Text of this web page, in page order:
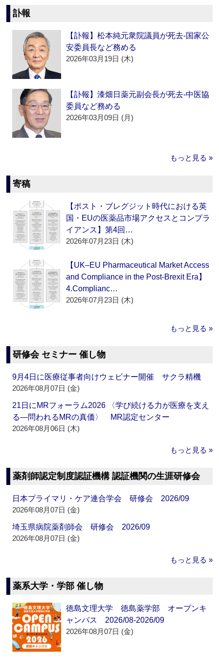
訃報
【訃報】松本純元衆院議員が死去‐国家公
安委員長など務める
2026年03月19日 (木)
【訃報】漆畑日薬元副会長が死去‐中医協
委員など務める
2026年03月09日 (月)
もっと見る »
寄稿
【ポスト・ブレグジット時代における英
国・EUの医薬品市場アクセスとコンプラ
イアンス】第4回…
2026年07月23日 (木)
【UK–EU Pharmaceutical Market Access
and Compliance in the Post-Brexit Era】
4.Complianc…
2026年07月23日 (木)
もっと見る »
研修会 セミナー 催し物
9月4日に医療従事者向けウェビナー開催 サクラ精機
2026年08月07日 (金)
21日にMRフォーラム2026 〈学び続ける力が医療を支え
る―問われるMRの真価〉 MR認定センター
2026年08月06日 (木)
もっと見る »
薬剤師認定制度認証機構 認証機関の生涯研修会
日本プライマリ・ケア連合学会 研修会 2026/09
2026年08月07日 (金)
埼玉県病院薬剤師会 研修会 2026/09
2026年08月07日 (金)
もっと見る »
薬系大学・学部 催し物
徳島文理大学 徳島薬学部 オープンキ
ャンパス 2026/08-2026/09
2026年08月07日 (金)